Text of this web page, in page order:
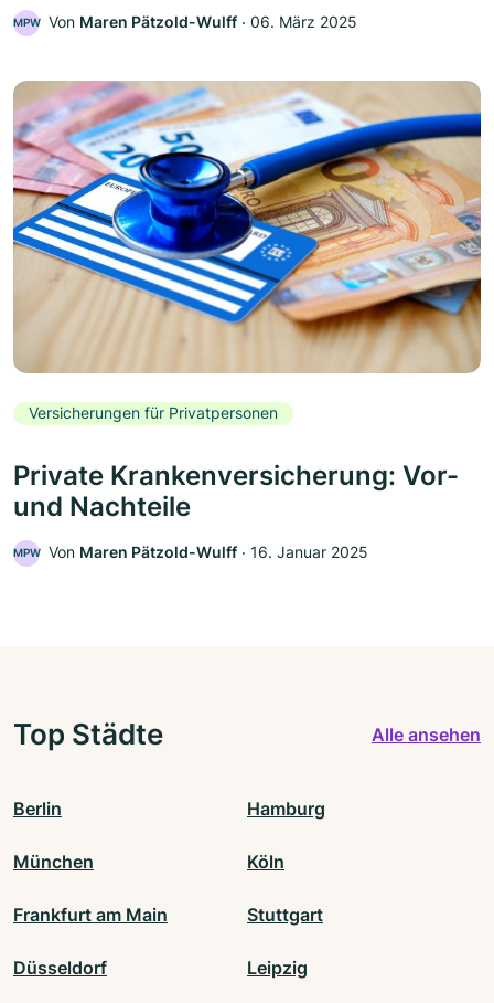
MPW Von Maren Pätzold-Wulff ‧ 06. März 2025
Versicherungen für Privatpersonen
Private Krankenversicherung: Vor-
und Nachteile
MPW Von Maren Pätzold-Wulff ‧ 16. Januar 2025
Top Städte Alle ansehen
Berlin Hamburg
München Köln
Frankfurt am Main Stuttgart
Düsseldorf Leipzig